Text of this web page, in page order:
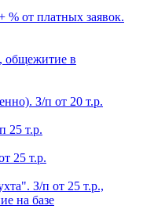
от платных заявок.
общежитие в
З/п от 20 т.р.
25 т.р.
25 т.р.
З/п от 25 т.р.,
на базе